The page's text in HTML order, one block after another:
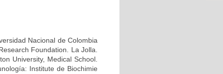
Nacional de Colombia
Foundation. La Jolla.
University, Medical School.
Institute de Biochimie